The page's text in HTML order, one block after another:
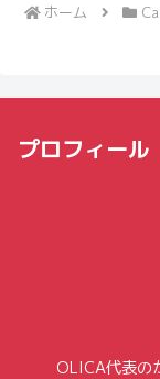
ホーム
プロフィール
OLICA代表の